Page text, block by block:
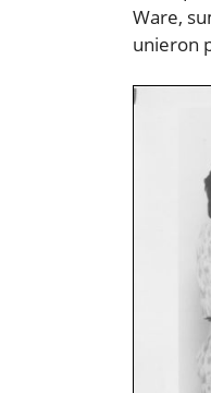
Ware,
unieron